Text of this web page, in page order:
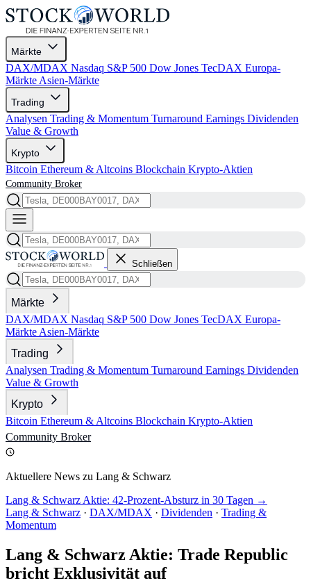
Märkte
DAX/MDAX Nasdaq S&P 500 Dow Jones TecDAX Europa-
Märkte Asien-Märkte
Trading
Analysen Trading & Momentum Turnaround Earnings Dividenden
Value & Growth
Krypto
Bitcoin Ethereum & Altcoins Blockchain Krypto-Aktien
Community Broker
Schließen
Märkte
DAX/MDAX Nasdaq S&P 500 Dow Jones TecDAX Europa-
Märkte Asien-Märkte
Trading
Analysen Trading & Momentum Turnaround Earnings Dividenden
Value & Growth
Krypto
Bitcoin Ethereum & Altcoins Blockchain Krypto-Aktien
Community Broker
Aktuellere News zu Lang & Schwarz
Lang & Schwarz Aktie: 42-Prozent-Absturz in 30 Tagen →
Lang & Schwarz · DAX/MDAX · Dividenden · Trading &
Momentum
Lang & Schwarz Aktie: Trade Republic
bricht Exklusivität auf